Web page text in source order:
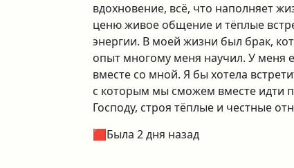
вдохновение, всё, что наполняет
ценю живое общение и тёплые
энергии. В моей жизни был брак,
опыт многому меня научил. У меня
вместе со мной. Я бы хотела
с которым мы сможем вместе идти
Господу, строя тёплые и честные
🟥Была 2 дня назад